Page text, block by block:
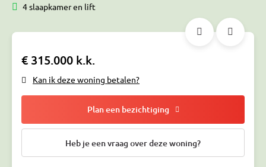
4 slaapkamer en lift
€ 315.000 k.k.
Kan ik deze woning betalen?
Plan een bezichtiging
Heb je een vraag over deze woning?